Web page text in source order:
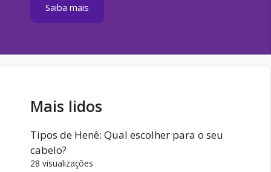
Saiba mais
Mais lidos
Tipos de Henê: Qual escolher para o seu
cabelo?
28 visualizações